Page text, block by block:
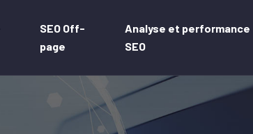
SEO Off-
page
Analyse et performance
SEO